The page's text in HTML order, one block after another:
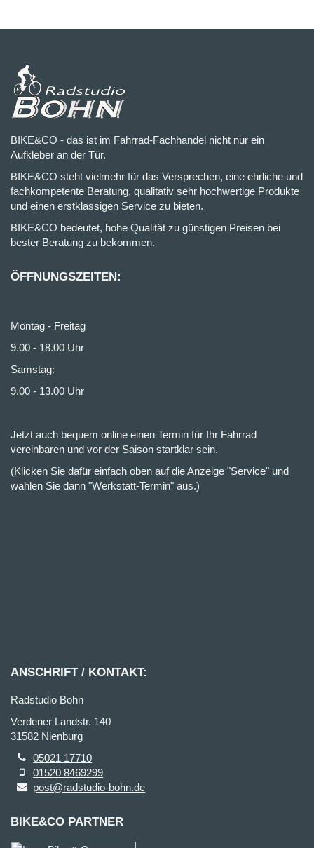
BIKE&CO - das ist im Fahrrad-Fachhandel nicht nur ein
Aufkleber an der Tür.
BIKE&CO steht vielmehr für das Versprechen, eine ehrliche und
fachkompetente Beratung, qualitativ sehr hochwertige Produkte
und einen erstklassigen Service zu bieten.
BIKE&CO bedeutet, hohe Qualität zu günstigen Preisen bei
bester Beratung zu bekommen.
ÖFFNUNGSZEITEN:
Montag - Freitag
9.00 - 18.00 Uhr
Samstag:
9.00 - 13.00 Uhr
Jetzt auch bequem online einen Termin für Ihr Fahrrad
vereinbaren und vor der Saison startklar sein.
(Klicken Sie dafür einfach oben auf die Anzeige "Service" und
wählen Sie dann "Werkstatt-Termin" aus.)
ANSCHRIFT / KONTAKT:
Radstudio Bohn
Verdener Landstr. 140
31582 Nienburg
05021 17710
01520 8469299
post@radstudio-bohn.de
BIKE&CO PARTNER